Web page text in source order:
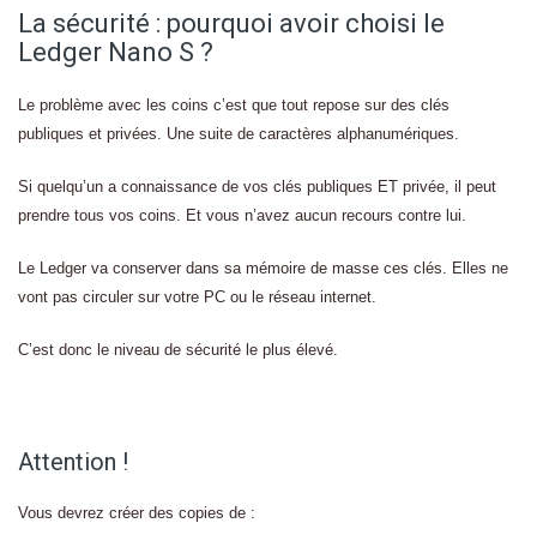
La sécurité : pourquoi avoir choisi le
Ledger Nano S ?
Le problème avec les coins c’est que tout repose sur des clés
publiques et privées. Une suite de caractères alphanumériques.
Si quelqu’un a connaissance de vos clés publiques ET privée, il peut
prendre tous vos coins. Et vous n’avez aucun recours contre lui.
Le Ledger va conserver dans sa mémoire de masse ces clés. Elles ne
vont pas circuler sur votre PC ou le réseau internet.
C’est donc le niveau de sécurité le plus élevé.
Attention !
Vous devrez créer des copies de :